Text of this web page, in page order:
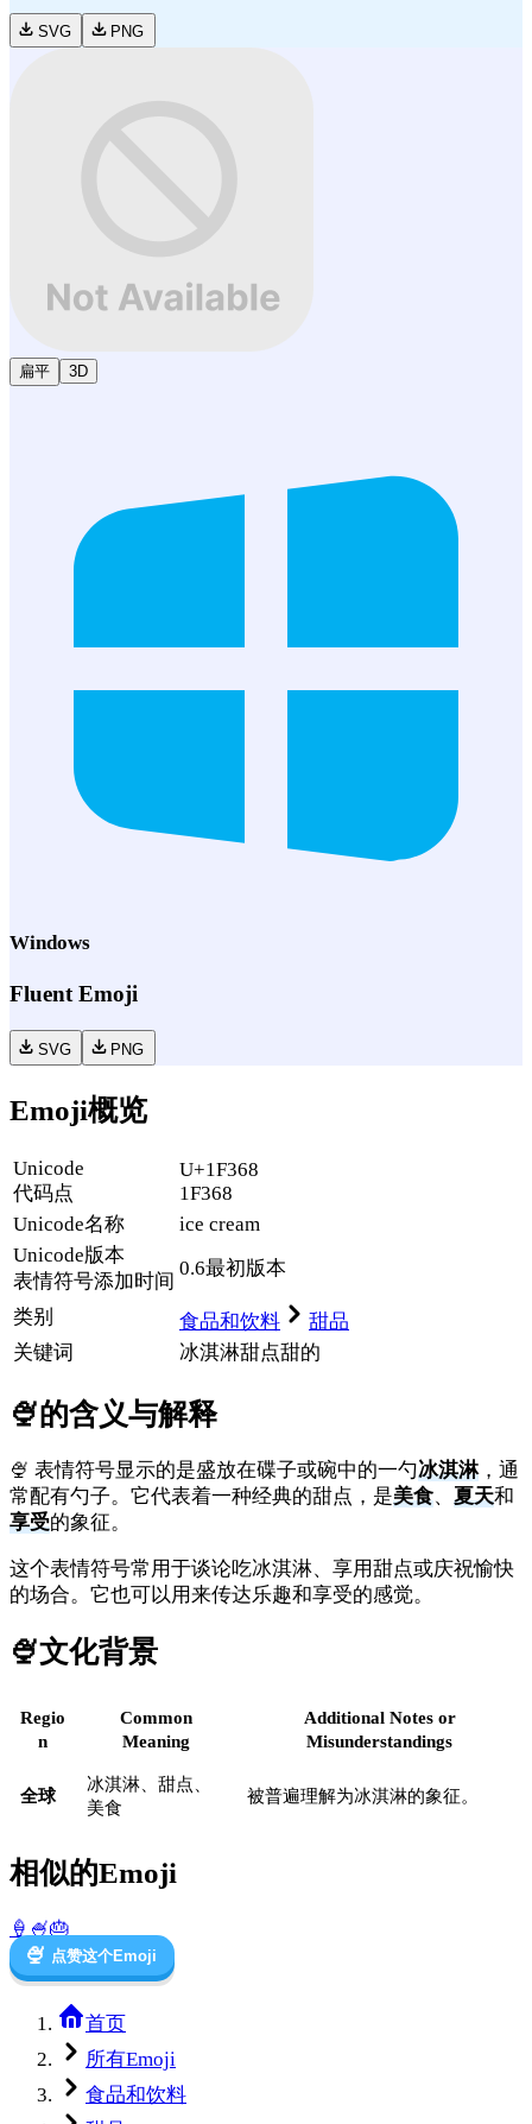
SVG PNG
扁平 3D
Windows
Fluent Emoji
SVG PNG
Emoji概览
Unicode
代码点
U+1F368
1F368
Unicode名称
ice cream
Unicode版本
表情符号添加时间
0.6最初版本
类别 食品和饮料
甜品
关键词
冰淇淋甜点甜的
🍨的含义与解释
🍨 表情符号显示的是盛放在碟子或碗中的一勺冰淇淋，通
常配有勺子。它代表着一种经典的甜点，是美食、 夏天和
享受的象征。
这个表情符号常用于谈论吃冰淇淋、享用甜点或庆祝愉快
的场合。它也可以用来传达乐趣和享受的感觉。
🍨文化背景
Regio
n
Common
Meaning
Additional Notes or
Misunderstandings
全球
冰淇淋、甜点、
美食
被普遍理解为冰淇淋的象征。
相似的Emoji
🍦 🍧🎂
🍨 点赞这个Emoji
首页
所有Emoji
食品和饮料